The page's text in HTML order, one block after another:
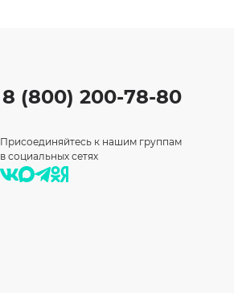
8 (800) 200-78-80
Присоединяйтесь к нашим группам
в социальных сетях